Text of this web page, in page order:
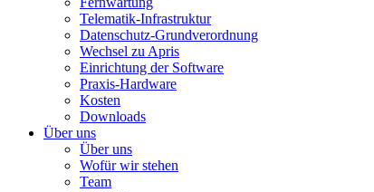
Telematik-Infrastruktur
Datenschutz-Grundverordnung
Wechsel zu Apris
Einrichtung der Software
Praxis-Hardware
Kosten
Downloads
Über uns
Über uns
Wofür wir stehen
Team